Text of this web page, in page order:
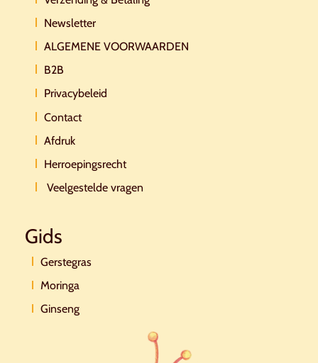
Newsletter
ALGEMENE VOORWAARDEN
B2B
Privacybeleid
Contact
Afdruk
Herroepingsrecht
Veelgestelde vragen
Gids
Gerstegras
Moringa
Ginseng